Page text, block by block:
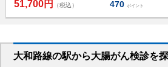
51,700円 （税込） 470 ポイント
大和路線の駅から大腸がん検診を